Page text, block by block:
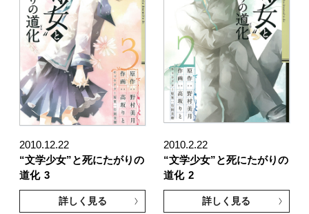
2010.12.22
“文学少女”と死にたがりの
道化 3
詳しく見る
2010.2.22
“文学少女”と死にたがりの
道化 2
詳しく見る